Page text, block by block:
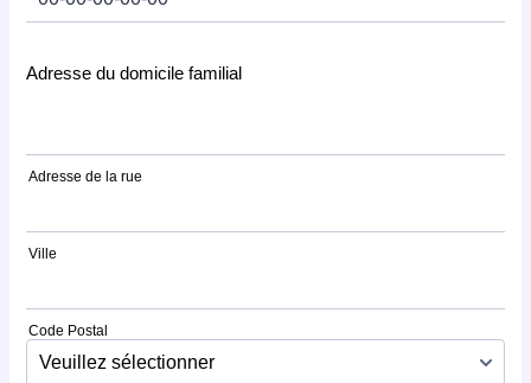
Adresse du domicile familial
Adresse de la rue
Ville
Code Postal